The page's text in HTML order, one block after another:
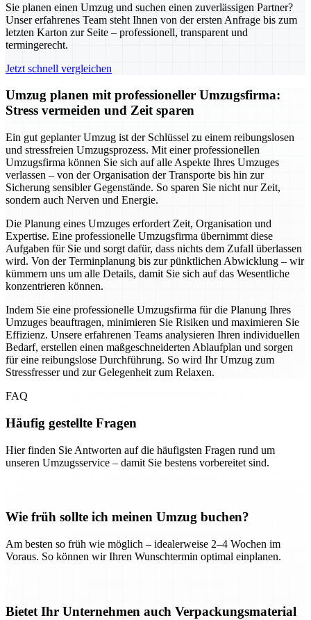
Sie planen einen Umzug und suchen einen zuverlässigen Partner?
Unser erfahrenes Team steht Ihnen von der ersten Anfrage bis zum
letzten Karton zur Seite – professionell, transparent und
termingerecht.
Jetzt schnell vergleichen
Umzug planen mit professioneller Umzugsfirma:
Stress vermeiden und Zeit sparen
Ein gut geplanter Umzug ist der Schlüssel zu einem reibungslosen
und stressfreien Umzugsprozess. Mit einer professionellen
Umzugsfirma können Sie sich auf alle Aspekte Ihres Umzuges
verlassen – von der Organisation der Transporte bis hin zur
Sicherung sensibler Gegenstände. So sparen Sie nicht nur Zeit,
sondern auch Nerven und Energie.
Die Planung eines Umzuges erfordert Zeit, Organisation und
Expertise. Eine professionelle Umzugsfirma übernimmt diese
Aufgaben für Sie und sorgt dafür, dass nichts dem Zufall überlassen
wird. Von der Terminplanung bis zur pünktlichen Abwicklung – wir
kümmern uns um alle Details, damit Sie sich auf das Wesentliche
konzentrieren können.
Indem Sie eine professionelle Umzugsfirma für die Planung Ihres
Umzuges beauftragen, minimieren Sie Risiken und maximieren Sie
Effizienz. Unsere erfahrenen Teams analysieren Ihren individuellen
Bedarf, erstellen einen maßgeschneiderten Ablaufplan und sorgen
für eine reibungslose Durchführung. So wird Ihr Umzug zum
Stressfresser und zur Gelegenheit zum Relaxen.
FAQ
Häufig gestellte Fragen
Hier finden Sie Antworten auf die häufigsten Fragen rund um
unseren Umzugsservice – damit Sie bestens vorbereitet sind.
Wie früh sollte ich meinen Umzug buchen?
Am besten so früh wie möglich – idealerweise 2–4 Wochen im
Voraus. So können wir Ihren Wunschtermin optimal einplanen.
Bietet Ihr Unternehmen auch Verpackungsmaterial